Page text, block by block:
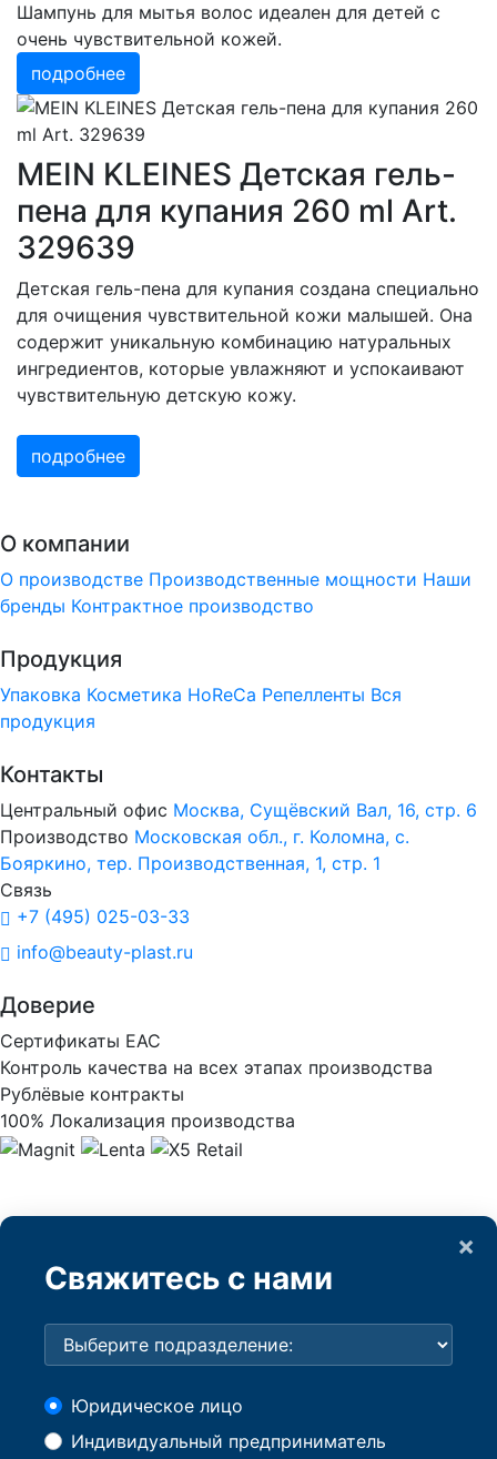
Шампунь для мытья волос идеален для детей с
очень чувствительной кожей.
подробнее
MEIN KLEINES Детская гель-
пена для купания 260 ml Art.
329639
Детская гель-пена для купания создана специально
для очищения чувствительной кожи малышей. Она
содержит уникальную комбинацию натуральных
ингредиентов, которые увлажняют и успокаивают
чувствительную детскую кожу.
подробнее
О компании
О производстве Производственные мощности Наши
бренды Контрактное производство
Продукция
Упаковка Косметика HoReCa Репелленты Вся
продукция
Контакты
Центральный офис Москва, Сущёвский Вал, 16, стр. 6
Производство Московская обл., г. Коломна, с.
Бояркино, тер. Производственная, 1, стр. 1
Связь
+7 (495) 025-03-33
info@beauty-plast.ru
Доверие
Сертификаты ЕАС
Контроль качества на всех этапах производства
Рублёвые контракты
100% Локализация производства
×
Свяжитесь с нами
Юридическое лицо
Индивидуальный предприниматель